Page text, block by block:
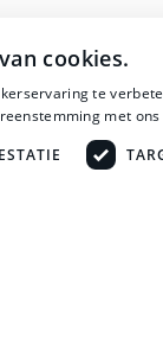
cookies.
te
met